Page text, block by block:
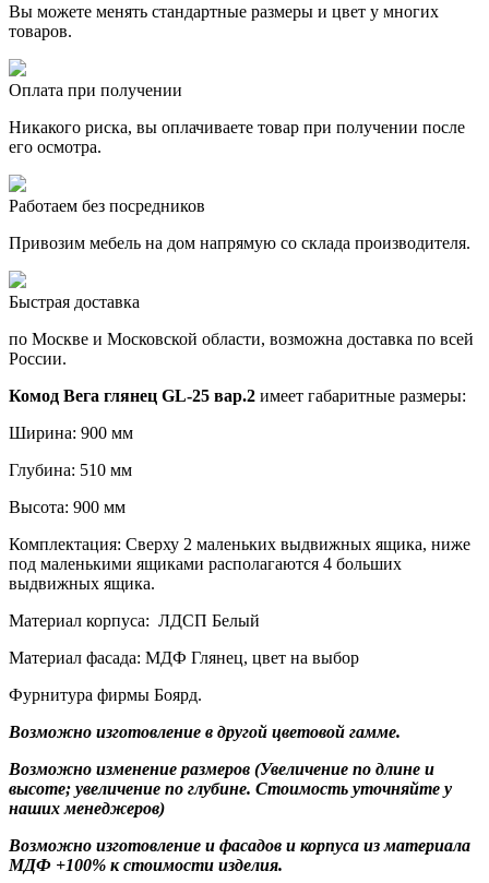
Вы можете менять стандартные размеры и цвет у многих
товаров.
Оплата при получении
Никакого риска, вы оплачиваете товар при получении после
его осмотра.
Работаем без посредников
Привозим мебель на дом напрямую со склада производителя.
Быстрая доставка
по Москве и Московской области, возможна доставка по всей
России.
Комод Вега глянец GL-25 вар.2 имеет габаритные размеры:
Ширина: 900 мм
Глубина: 510 мм
Высота: 900 мм
Комплектация: Сверху 2 маленьких выдвижных ящика, ниже
под маленькими ящиками располагаются 4 больших
выдвижных ящика.
Материал корпуса: ЛДСП Белый
Материал фасада: МДФ Глянец, цвет на выбор
Фурнитура фирмы Боярд.
Возможно изготовление в другой цветовой гамме.
Возможно изменение размеров (Увеличение по длине и
высоте; увеличение по глубине. Стоимость уточняйте у
наших менеджеров)
Возможно изготовление и фасадов и корпуса из материала
МДФ +100% к стоимости изделия.